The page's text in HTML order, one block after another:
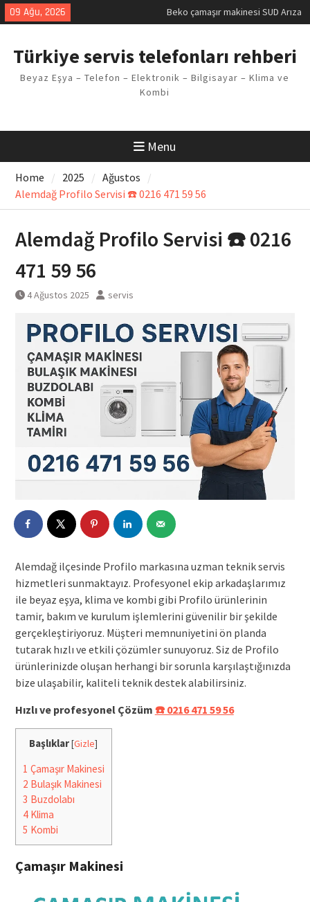
Skip
to
09 Ağu, 2026
Demirdöküm buzdolabı E1 Arıza
Kodu
Arızası Çözümü
Sorunu
Viessmann kombi F3 Hatası
Türkiye servis telefonları rehberi
Beyaz Eşya – Telefon – Elektronik – Bilgisayar – Klima ve
Kombi
Menu
Home 2025
Ağustos
Alemdağ Profilo Servisi ☎️ 0216 471 59 56
Alemdağ Profilo Servisi ☎️ 0216
471 59 56
4 Ağustos 2025 servis
Alemdağ ilçesinde Profilo markasına uzman teknik servis
hizmetleri sunmaktayız. Profesyonel ekip arkadaşlarımız
ile beyaz eşya, klima ve kombi gibi Profilo ürünlerinin
tamir, bakım ve kurulum işlemlerini güvenilir bir şekilde
gerçekleştiriyoruz. Müşteri memnuniyetini ön planda
tutarak hızlı ve etkili çözümler sunuyoruz. Siz de Profilo
ürünlerinizde oluşan herhangi bir sorunla karşılaştığınızda
bize ulaşabilir, kaliteli teknik destek alabilirsiniz.
Hızlı ve profesyonel Çözüm ☎️ 0216 471 59 56
Başlıklar[Gizle]
1 Çamaşır Makinesi
2 Bulaşık Makinesi
3 Buzdolabı
4Klima
5 Kombi
Çamaşır Makinesi